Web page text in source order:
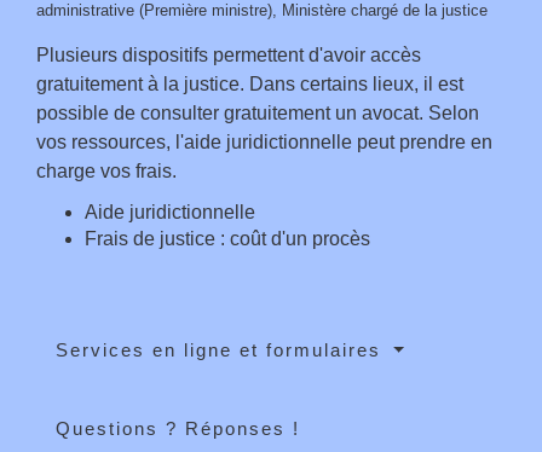
administrative (Première ministre), Ministère chargé de la justice
Plusieurs dispositifs permettent d'avoir accès
gratuitement à la justice. Dans certains lieux, il est
possible de consulter gratuitement un avocat. Selon
vos ressources, l'aide juridictionnelle peut prendre en
charge vos frais.
Aide juridictionnelle
Frais de justice : coût d'un procès
Services en ligne et formulaires
Questions ? Réponses !